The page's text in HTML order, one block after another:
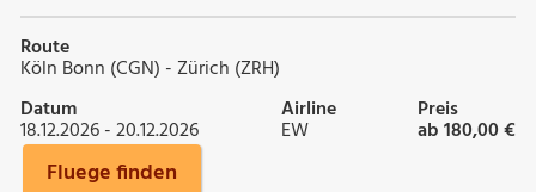
Route
Köln Bonn (CGN) - Zürich (ZRH)
Datum
18.12.2026 - 20.12.2026
Airline
EW
Preis
ab 180,00 €
Fluege finden